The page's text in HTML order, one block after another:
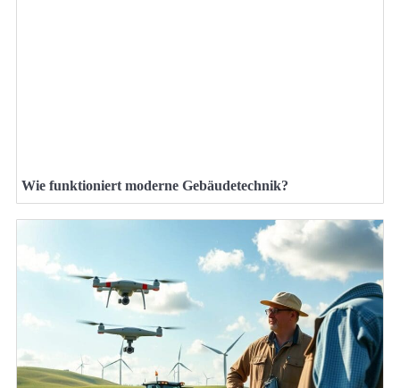
Wie funktioniert moderne Gebäudetechnik?